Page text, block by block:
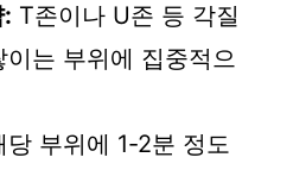
T존이나 U존 등 각질
는 부위에 집중적으
부위에 1-2분 정도